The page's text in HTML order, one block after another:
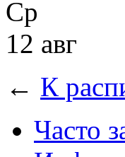
Ср
12 авг
← К
Часто